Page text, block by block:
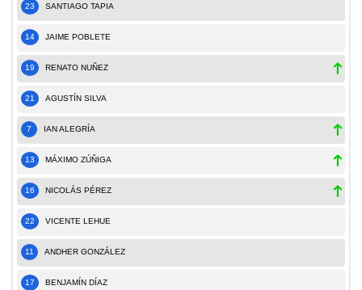
23 SANTIAGO TAPIA
14 JAIME POBLETE
19 RENATO NUÑEZ
21 AGUSTÍN SILVA
7 IAN ALEGRÍA
13 MÁXIMO ZÚÑIGA
16 NICOLÁS PÉREZ
22 VICENTE LEHUE
11 ANDHER GONZÁLEZ
17 BENJAMÍN DÍAZ